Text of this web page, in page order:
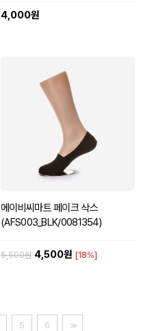
4,000원
에이비씨마트 페이크 삭스
(AFS003_BLK/0081354)
5,500원 4,500원 [18%]
5 6 >>